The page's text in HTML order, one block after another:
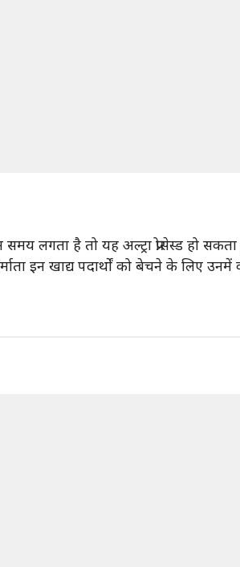
लगता है तो यह अल्ट्रा प्रोसेस्ड हो सकता
इन खाद्य पदार्थों को बेचने के लिए